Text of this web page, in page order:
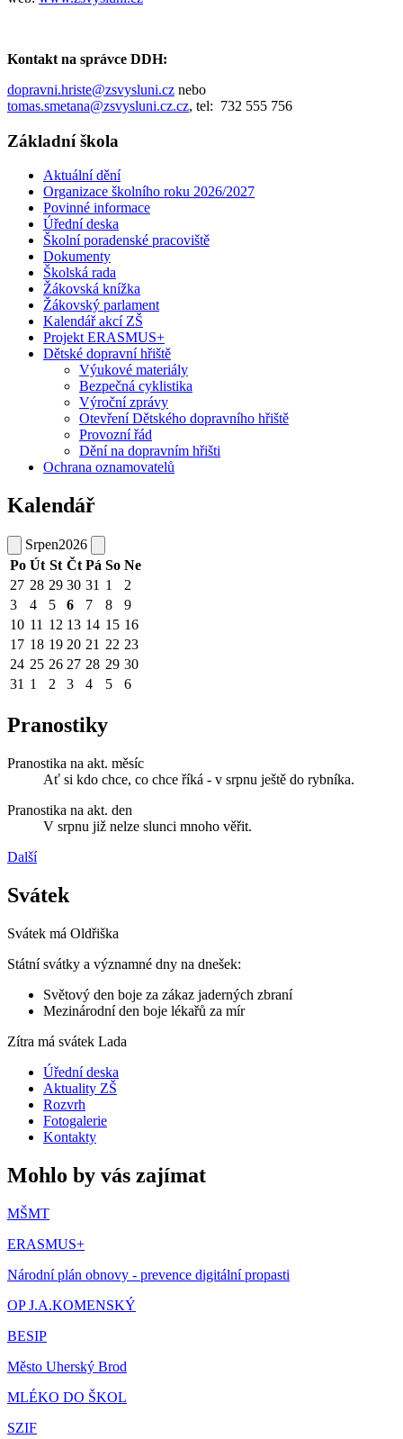
Kontakt na správce DDH:
dopravni.hriste@zsvysluni.cz nebo
tomas.smetana@zsvysluni.cz.cz, tel: 732 555 756
Základní škola
Aktuální dění
Organizace školního roku 2026/2027
Povinné informace
Úřední deska
Školní poradenské pracoviště
Dokumenty
Školská rada
Žákovská knížka
Žákovský parlament
Kalendář akcí ZŠ
Projekt ERASMUS+
Dětské dopravní hřiště
Výukové materiály
Bezpečná cyklistika
Výroční zprávy
Otevření Dětského dopravního hřiště
Provozní řád
Dění na dopravním hřišti
Ochrana oznamovatelů
Kalendář
Srpen2026
Po Út St Čt Pá So Ne
27 28 29 30 31 1
2
3
4 5 6 7 8
9
10 11 12 13 14 15 16
17 18 19 20 21 22 23
24 25 26 27 28 29 30
31 1 2 3 4 5 6
Pranostiky
Pranostika na akt. měsíc
Ať si kdo chce, co chce říká - v srpnu ještě do rybníka.
Pranostika na akt. den
V srpnu již nelze slunci mnoho věřit.
Další
Svátek
Svátek má Oldřiška
Státní svátky a významné dny na dnešek:
Světový den boje za zákaz jaderných zbraní
Mezinárodní den boje lékařů za mír
Zítra má svátek Lada
Úřední deska
Aktuality ZŠ
Rozvrh
Fotogalerie
Kontakty
Mohlo by vás zajímat
MŠMT
ERASMUS+
Národní plán obnovy - prevence digitální propasti
OP J.A.KOMENSKÝ
BESIP
Město Uherský Brod
MLÉKO DO ŠKOL
SZIF